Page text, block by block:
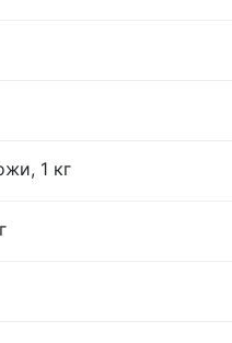
1 кг